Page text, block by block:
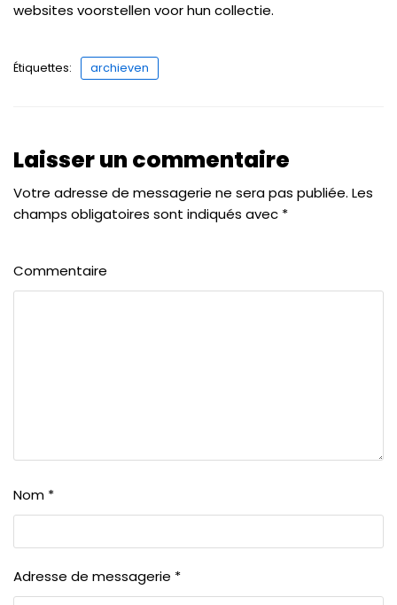
websites voorstellen voor hun collectie.
Étiquettes: archieven
Laisser un commentaire
Votre adresse de messagerie ne sera pas publiée. Les
champs obligatoires sont indiqués avec *
Commentaire
Nom *
Adresse de messagerie *